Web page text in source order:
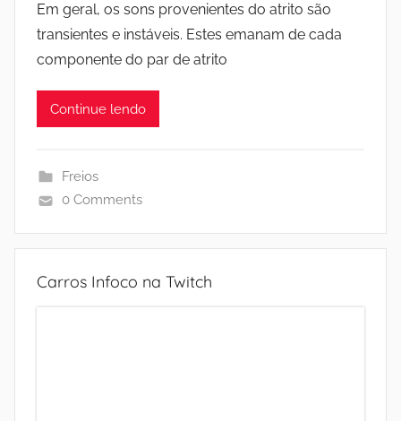
Em geral, os sons provenientes do atrito são
transientes e instáveis. Estes emanam de cada
componente do par de atrito
Continue lendo
Freios
0 Comments
Carros Infoco na Twitch